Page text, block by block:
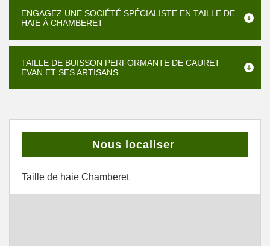
ENGAGEZ UNE SOCIÉTÉ SPÉCIALISTE EN TAILLE DE
HAIE À CHAMBERET
TAILLE DE BUISSON PERFORMANTE DE CAURET
EVAN ET SES ARTISANS
Nous localiser
Taille de haie Chamberet